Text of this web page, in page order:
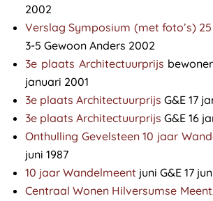
2002
Verslag Symposium (met foto’s)
3-5 Gewoon Anders 2002
3e plaats Architectuurprijs
januari 2001
3e plaats Architectuurprijs G&E 17
3e plaats Architectuurprijs G&E 16
Onthulling Gevelsteen 10 jaar
juni 1987
10 jaar Wandelmeent juni G&E 17
Centraal Wonen Hilversumse